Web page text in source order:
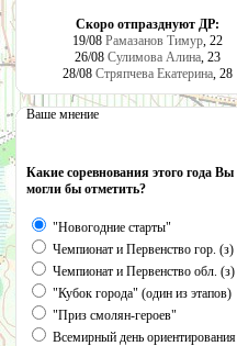
Скоро отпразднуют ДР:
19/08 Рамазанов Тимур, 22
26/08 Сулимова Алина, 23
28/08 Стряпчева Екатерина, 28
Ваше мнение
Какие соревнования этого года Вы
могли бы отметить?
"Новогодние старты"
Чемпионат и Первенство гор. (з)
Чемпионат и Первенство обл. (з)
"Кубок города" (один из этапов)
"Приз смолян-героев"
Всемирный день ориентирования